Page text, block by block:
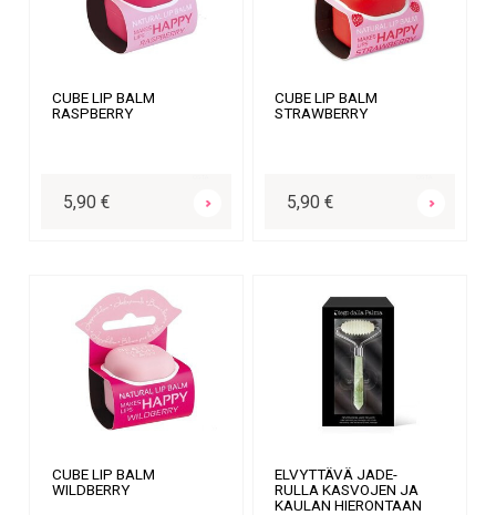
CUBE LIP BALM
RASPBERRY
5,90 €
CUBE LIP BALM
STRAWBERRY
5,90 €
CUBE LIP BALM
WILDBERRY
ELVYTTÄVÄ JADE-
RULLA KASVOJEN JA
KAULAN HIERONTAAN